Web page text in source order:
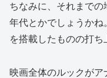
ちなみに、それまで
年代とかでしょうかね
を搭載したものの打ち
映画全体のルックが